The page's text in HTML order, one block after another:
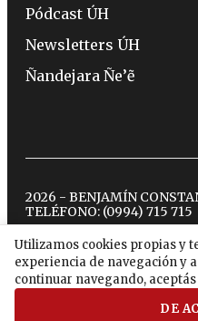
Utilizamos cookies propias y
experiencia de navegación y
continuar navegando,
DE
Pódcast ÚH
Newsletters ÚH
Ñandejara Ñe’ẽ
2026 - BENJAMÍN
TELÉFONO: (0994) 715 715
twitterinstagram